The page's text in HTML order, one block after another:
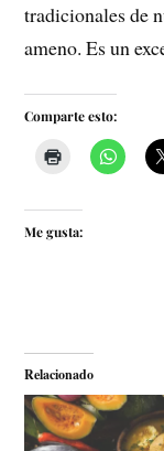
tradicionales de
ameno. Es un
Comparte esto:
Me gusta:
Relacionado